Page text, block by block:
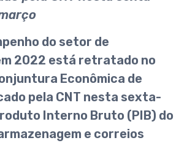
do setor de
2022 está retratado no
Econômica de
pela CNT nesta sexta-
Interno Bruto (PIB) do
e correios